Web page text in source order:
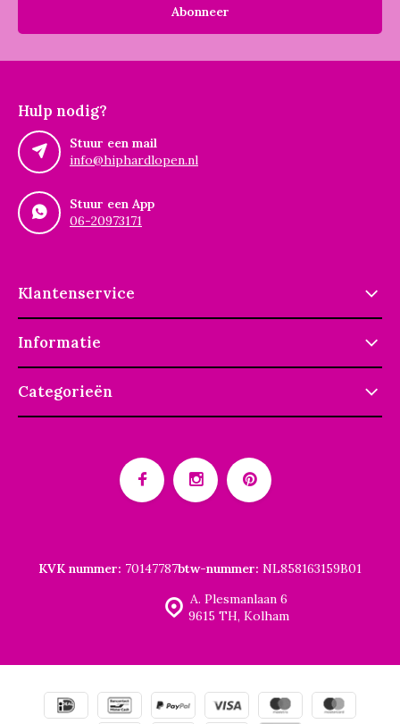
Abonneer
Hulp nodig?
Stuur een mail
info@hiphardlopen.nl
Stuur een App
06-20973171
Klantenservice
Informatie
Categorieën
A. Plesmanlaan 6
9615 TH, Kolham
KVK nummer: 70147787btw-nummer: NL858163159B01